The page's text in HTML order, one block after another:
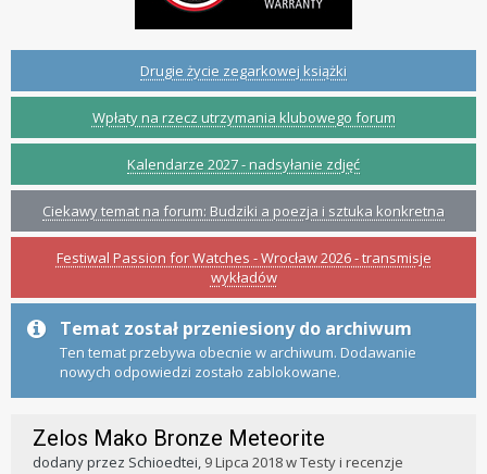
Drugie życie zegarkowej książki
Wpłaty na rzecz utrzymania klubowego forum
Kalendarze 2027 - nadsyłanie zdjęć
Ciekawy temat na forum: Budziki a poezja i sztuka konkretna
Festiwal Passion for Watches - Wrocław 2026 - transmisje
wykładów
Temat został przeniesiony do archiwum
Ten temat przebywa obecnie w archiwum. Dodawanie
nowych odpowiedzi zostało zablokowane.
Zelos Mako Bronze Meteorite
dodany przez Schioedtei, 9 Lipca 2018wTesty i recenzje